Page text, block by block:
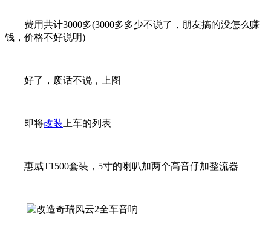
费用共计3000多(3000多多少不说了，朋友搞的没怎么赚
钱，价格不好说明)
好了，废话不说，上图
即将改装 上车的列表
惠威T1500套装，5寸的喇叭加两个高音仔加整流器